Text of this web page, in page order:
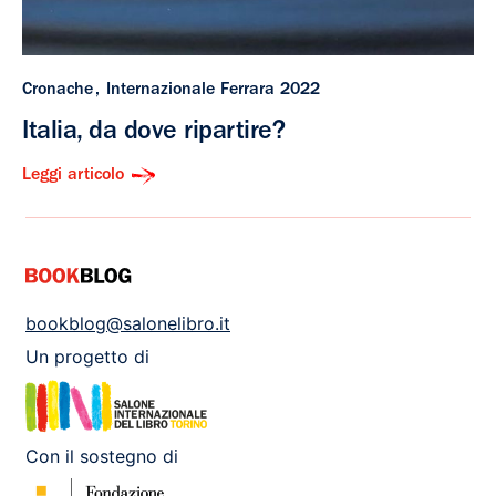
Cronache Internazionale Ferrara 2022
Italia, da dove ripartire?
Leggi articolo
bookblog@salonelibro.it
Un progetto di
Con il sostegno di